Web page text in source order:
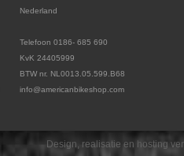
Nederland
Telefoon 0186- 685 690
KvK 24405999
BTW nr. NL0013.05.599.B68
info@americanbikeshop.com
Design, realisatie en hosting